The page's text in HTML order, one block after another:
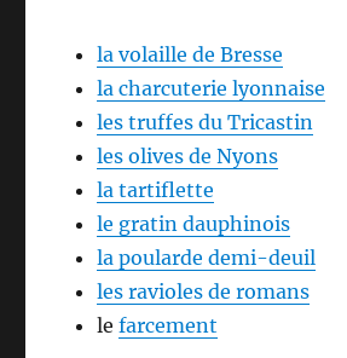
la volaille de Bresse
la charcuterie lyonnaise
les truffes du Tricastin
les olives de Nyons
la tartiflette
le gratin dauphinois
la poularde demi-deuil
les ravioles de romans
lefarcement